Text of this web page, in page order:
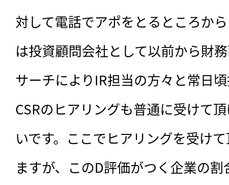
対して電話でアポをとるところか
は投資顧問会社として以前から財
サーチによりIR担当の方々と常日
CSRのヒアリングも普通に受けて
いです。ここでヒアリングを受け
ますが、このD評価がつく企業の